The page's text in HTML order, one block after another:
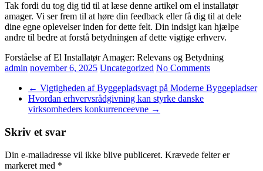
Tak fordi du tog dig tid til at læse denne artikel om el installatør
amager. Vi ser frem til at høre din feedback eller få dig til at dele
dine egne oplevelser inden for dette felt. Din indsigt kan hjælpe
andre til bedre at forstå betydningen af dette vigtige erhverv.
Forståelse af El Installatør Amager: Relevans og Betydning
admin november 6, 2025 Uncategorized No Comments
← Vigtigheden af Byggepladsvagt på Moderne Byggepladser
Hvordan erhvervsrådgivning kan styrke danske
virksomheders konkurrenceevne →
Skriv et svar
Din e-mailadresse vil ikke blive publiceret. Krævede felter er
markeret med *